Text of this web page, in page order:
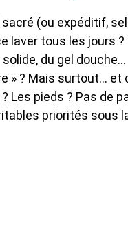
(ou expéditif,
laver tous les jours
du gel
» ? Mais surtout… et
Les pieds ? Pas de
priorités sous